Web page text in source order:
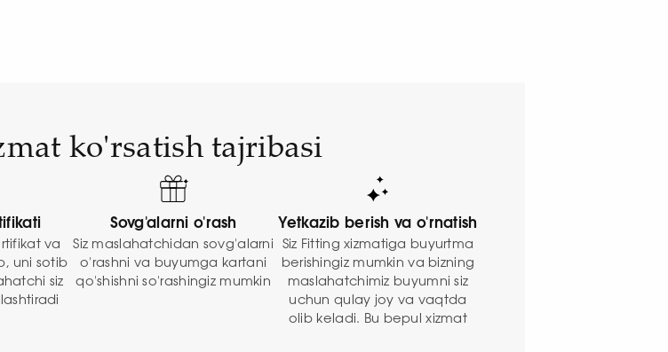
ko'rsatish tajribasi
va
uni sotib
siz
Sovg'alarni o'rash
Siz maslahatchidan sovg'alarni
o'rashni va buyumga kartani
qo'shishni so'rashingiz mumkin
Yetkazib berish va o'rnatish
Siz Fitting xizmatiga buyurtma
berishingiz mumkin va bizning
maslahatchimiz buyumni siz
uchun qulay joy va vaqtda
olib keladi. Bu bepul xizmat